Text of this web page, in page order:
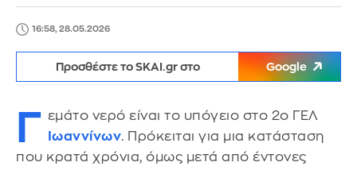
16:58, 28.05.2026
Προσθέστε το SKAI.gr στο Google
Γ εμάτο νερό είναι το υπόγειο στο 2ο ΓΕΛ
Ιωαννίνων. Πρόκειται για μια κατάσταση
που κρατά χρόνια, όμως μετά από έντονες